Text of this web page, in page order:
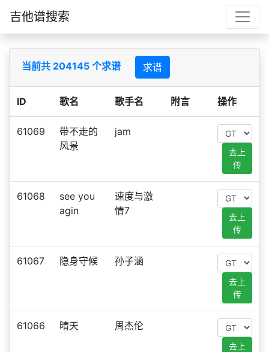
吉他谱搜索
当前共 204145 个求谱 求谱
ID 歌名 歌手名 附言 操作
61069
带不走的
风景
jam
去上
传
61068
see you
agin
速度与激
情7
去上
传
61067 隐身守候 孙子涵
去上
传
61066 晴天 周杰伦
去上